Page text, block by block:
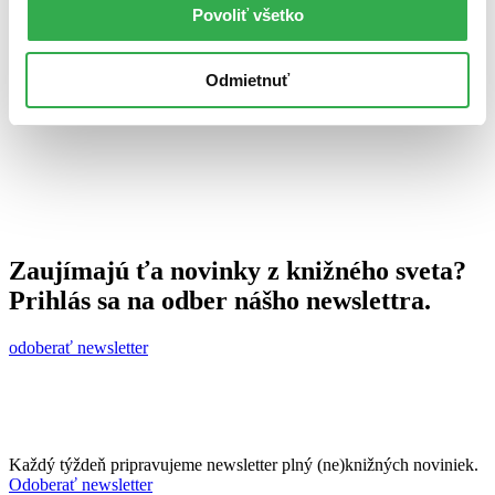
Povoliť všetko
Odmietnuť
27. novembra 2013
Zaujímajú ťa novinky z knižného sveta?
Prihlás sa na odber nášho newslettra.
odoberať newsletter
Každý týždeň pripravujeme newsletter plný (ne)knižných noviniek.
Odoberať newsletter